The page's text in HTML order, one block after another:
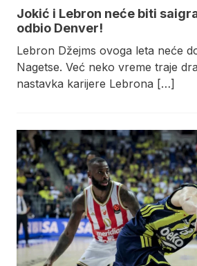
Jokić i Lebron neće biti
odbio Denver!
Lebron Džejms ovoga leta neće
Nagetse. Već neko vreme traje
nastavka karijere Lebrona […]